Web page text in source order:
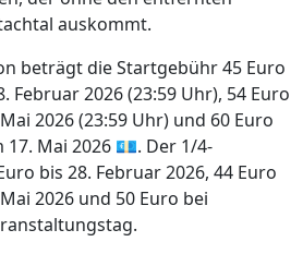
auskommt.
beträgt die Startgebühr 45 Euro
Februar 2026 (23:59 Uhr), 54 Euro
2026 (23:59 Uhr) und 60 Euro
Mai 2026 💶. Der 1/4-
bis 28. Februar 2026, 44 Euro
2026 und 50 Euro bei